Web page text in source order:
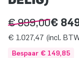
€ 999,00€
€ 1.027,47 (incl.
Bespaar € 149,85